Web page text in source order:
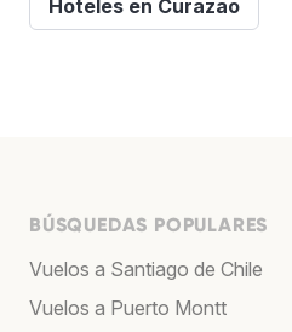
Hoteles en Curazao
BÚSQUEDAS POPULARES
Vuelos a Santiago de Chile
Vuelos a Puerto Montt